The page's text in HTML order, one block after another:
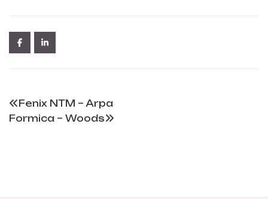
Fenix NTM – Arpa
Formica – Woods